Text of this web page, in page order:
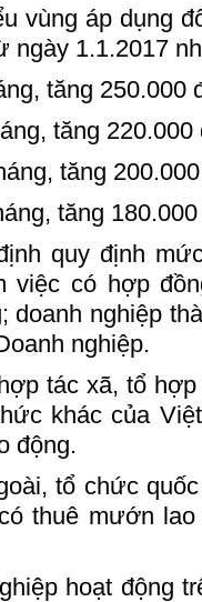
vùng áp dụng
ngày 1.1.2017
tăng 250.000
tăng 220.000
tăng
tăng
quy định
việc có hợp
doanh nghiệp
nghiệp.
tác xã, tổ
khác của
động.
tổ chức
thuê mướn
hoạt động
cho thue
phú yên
chuyên cho
nguyên căn